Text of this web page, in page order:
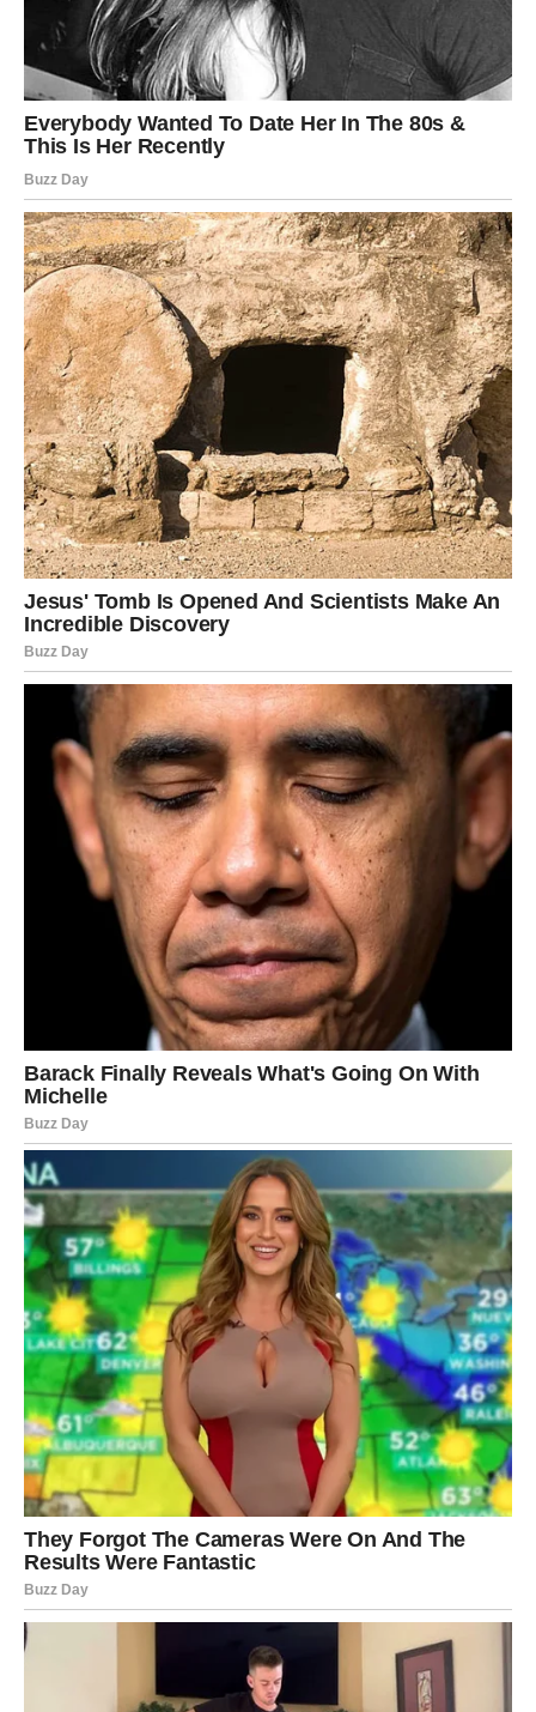
Lavovima slijedi dan u kojem će njihov trud biti
primijećen.
Jedna pohvala vraća dodatno samopouzdanje.
Poruka zvijezda
Prihvatite uspjeh bez skromnog umanjivanja vlastitih
zasluga.
DJEVICA
Sve dolazi na svoje mjesto
Djevice će pronaći odgovor koji su dugo tražile.
Pred vama je miran i produktivan dan.
Poruka zvijezda
Ne opterećujte se onim što ne možete promijeniti.
VAGA
Lijep susret uljepšava dan
Vage očekuje razgovor koji će im vratiti osmijeh.
Ljubavni odnosi postaju mnogo topliji.
Poruka zvijezda
Pokažite osjećanja bez zadrške.
ŠKORPIJA
Nova prilika dolazi iznenada
Škorpije će dobiti informaciju koja može biti važna za
buduće planove.
Vrijeme je za hrabre odluke.
Poruka zvijezda